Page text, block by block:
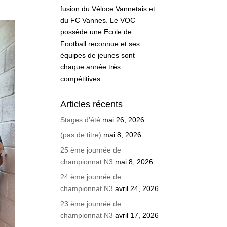
fusion du Véloce Vannetais et
du FC Vannes. Le VOC
possède une Ecole de
Football reconnue et ses
équipes de jeunes sont
chaque année très
compétitives.
Articles récents
Stages d’été mai 26, 2026
(pas de titre) mai 8, 2026
25 ème journée de
championnat N3 mai 8, 2026
24 ème journée de
championnat N3 avril 24, 2026
23 ème journée de
championnat N3 avril 17, 2026